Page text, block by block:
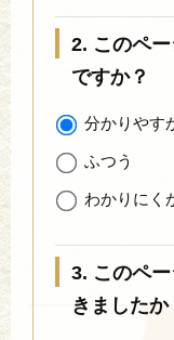
2. このペ
ですか？
分かりやす
ふつう
わかりにく
3. このペ
きましたか